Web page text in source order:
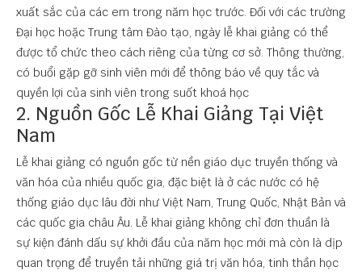
xuất sắc của các em trong năm học trước. Đối với các trường
Đại học hoặc Trung tâm Đào tạo, ngày lễ khai giảng có thể
được tổ chức theo cách riêng của từng cơ sở. Thông thường,
có buổi gặp gỡ sinh viên mới để thông báo về quy tắc và
quyền lợi của sinh viên trong suốt khoá học
2. Nguồn Gốc Lễ Khai Giảng Tại Việt
Nam
Lễ khai giảng có nguồn gốc từ nền giáo dục truyền thống và
văn hóa của nhiều quốc gia, đặc biệt là ở các nước có hệ
thống giáo dục lâu đời như Việt Nam, Trung Quốc, Nhật Bản và
các quốc gia châu Âu. Lễ khai giảng không chỉ đơn thuần là
sự kiện đánh dấu sự khởi đầu của năm học mới mà còn là dịp
quan trọng để truyền tải những giá trị văn hóa, tinh thần học